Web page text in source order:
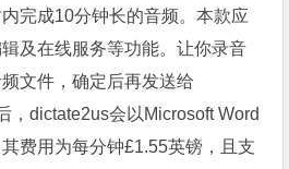
完成10分钟长的音频。本款应
及在线服务等功能。让你录音
文件，确定后再发送给
，dictate2us会以Microsoft Word
费用为每分钟£1.55英镑，且支